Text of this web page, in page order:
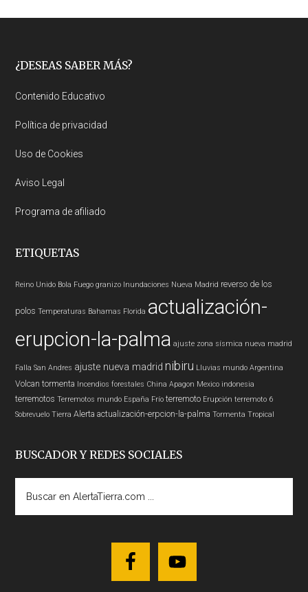
Footer
¿DESEAS SABER MÁS?
Contenido Educativo
Política de privacidad
Uso de Cookies
Aviso Legal
Programa de afiliado
ETIQUETAS
Reino Unido Bola Fuego granizo Inundaciones Nueva Madrid reverso de los
polos Temperaturas Bahamas Florida actualización-
erupcion-la-palma ajuste zona sísmica nueva madrid
Falla San Andres ajuste nueva madrid nibiru Lluvias mundo Argentina
Volcan tormenta Incendios forestales China Apagon Mexico indonesia
terremotos Terremotos mundo España Frío terremoto Erupción terremoto 6
Sobrevuelo Tierra Alerta actualización-erpcion-la-palma Tormenta Tropical
BUSCADOR Y REDES SOCIALES
AlertaTierra.com